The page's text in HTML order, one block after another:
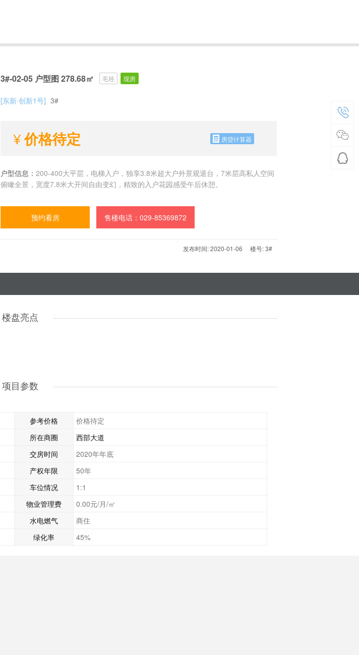
3#-02-05 户型图 278.68㎡ 毛坯 现房
[东新·创新1号] 3#
价格待定 房贷计算器
户型信息： 200-400大平层，电梯入户，独享3.8米超大户外景观退台，7米层高私人空间
俯瞰全景，宽度7.8米大开间自由变幻，精致的入户花园感受午后休憩。
预约看房 售楼电话：029-85369872
发布时间: 2020-01-06 楼号: 3#
楼盘亮点
项目参数
参考价格
价格待定
所在商圈
西部大道
交房时间
2020年年底
产权年限
50年
车位情况
1:1
物业管理费
0.00元/月/㎡
水电燃气
商住
绿化率 45%